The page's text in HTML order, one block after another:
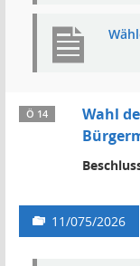
Ö 14
Wahl
11/075/2026